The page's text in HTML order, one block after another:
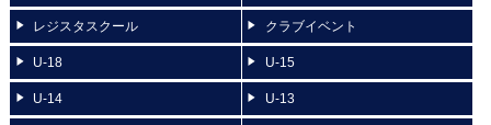
ニュース
スケジュール
スタッフ紹介
レジスタスクール クラブイベント
U-18 U-15
U-14 U-13